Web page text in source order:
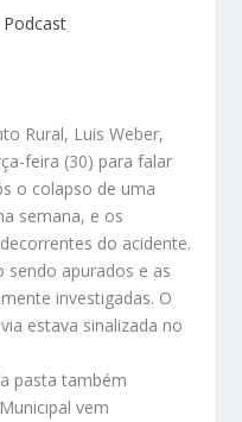
Podcast
Rural, Luis Weber,
feira (30) para falar
o colapso de uma
semana, e os
do acidente.
sendo apurados e as
investigadas. O
estava sinalizada no
pasta também
vem